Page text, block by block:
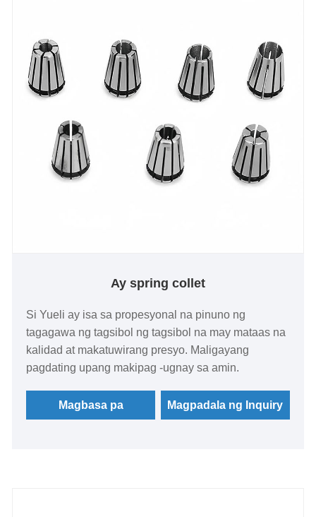
Ay spring collet
Si Yueli ay isa sa propesyonal na pinuno ng
tagagawa ng tagsibol ng tagsibol na may mataas na
kalidad at makatuwirang presyo. Maligayang
pagdating upang makipag -ugnay sa amin.
Magbasa pa Magpadala ng Inquiry